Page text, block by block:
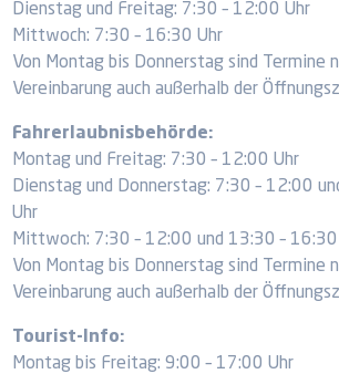
Dienstag und Freitag: 7:30 – 12:00 Uhr
Mittwoch: 7:30 – 16:30 Uhr
Von Montag bis Donnerstag sind Termine
Vereinbarung auch außerhalb der
Fahrerlaubnisbehörde:
Montag und Freitag: 7:30 – 12:00 Uhr
Dienstag und Donnerstag: 7:30 – 12:00
Uhr
Mittwoch: 7:30 – 12:00 und 13:30 – 16:30
Von Montag bis Donnerstag sind Termine
Vereinbarung auch außerhalb der
Tourist-Info:
Montag bis Freitag: 9:00 – 17:00 Uhr